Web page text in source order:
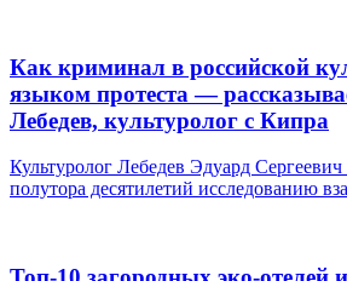
Как криминал в российской
языком протеста —
Лебедев, культуролог с Кипра
Культуролог Лебедев Эдуард Сергеевич
полутора десятилетий исследованию